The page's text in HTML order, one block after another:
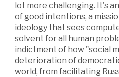
lot more challenging. It's
of good intentions, a
ideology that sees
solvent for all human
indictment of how "social
deterioration of
world, from facilitating